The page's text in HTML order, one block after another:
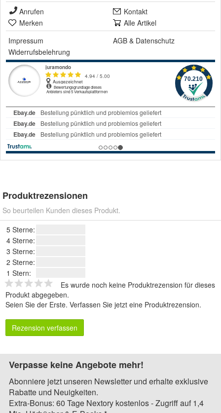
Anrufen
Kontakt
Merken
Alle Artikel
Impressum
AGB & Datenschutz
Widerrufsbelehrung
Produktrezensionen
So beurteilen Kunden dieses Produkt.
5 Sterne:
4 Sterne:
3 Sterne:
2 Sterne:
1 Stern:
Es wurde noch keine Produktrezension für dieses
Produkt abgegeben.
Seien Sie der Erste. Verfassen Sie jetzt eine Produktrezension.
Rezension verfassen
Verpasse keine Angebote mehr!
Abonniere jetzt unseren Newsletter und erhalte exklusive
Rabatte und Neuigkeiten.
Extra-Bonus: 60 Tage Nextory kostenlos - Zugriff auf 1,4